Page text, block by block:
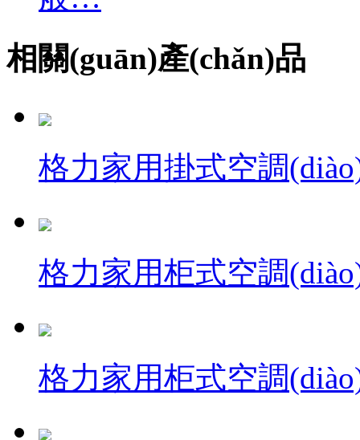
相關(guān)產(chǎn)品
格力家用掛式空調
格力家用柜式空調
格力家用柜式空調